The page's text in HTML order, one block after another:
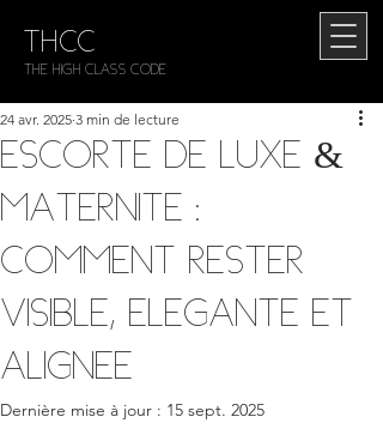
THCC
The HIGH CLASS CODE
Escorte de Luxe &
Maternité :
Comment rester
visible, élégante et
alignée
24 avr. 2025 3 min de lecture
Dernière mise à jour : 15 sept. 2025